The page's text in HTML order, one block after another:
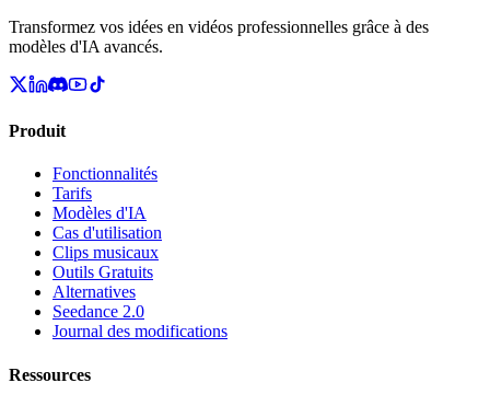
Transformez vos idées en vidéos professionnelles grâce à des
modèles d'IA avancés.
Produit
Fonctionnalités
Tarifs
Modèles d'IA
Cas d'utilisation
Clips musicaux
Outils Gratuits
Alternatives
Seedance 2.0
Journal des modifications
Ressources